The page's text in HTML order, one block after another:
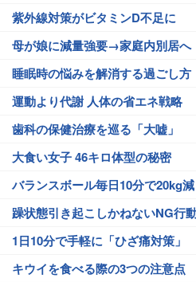
紫外線対策がビタミンD不足に
母が娘に減量強要→家庭内別居へ
睡眠時の悩みを解消する過ごし方
運動より代謝 人体の省エネ戦略
歯科の保健治療を巡る「大嘘」
大食い女子 46キロ体型の秘密
バランスボール毎日10分で20kg減
躁状態引き起こしかねないNG行
1日10分で手軽に「ひざ痛対策」
キウイを食べる際の3つの注意点